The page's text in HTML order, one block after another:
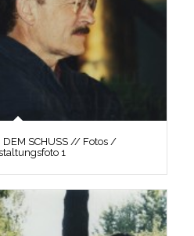
DEM SCHUSS // Fotos /
1